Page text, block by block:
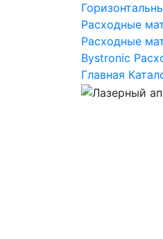
Расходные
Расходные
Bystronic
Главная